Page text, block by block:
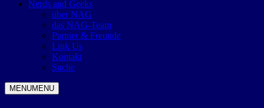
Nerds and Geeks
über NAG
das NAG-Team
Partner & Freunde
Link Us
Kontakt
Suche
MENUMENU